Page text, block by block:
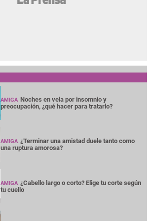
AMIGA Noches en vela por insomnio y
preocupación, ¿qué hacer para tratarlo?
AMIGA ¿Terminar una amistad duele tanto como
una ruptura amorosa?
AMIGA ¿Cabello largo o corto? Elige tu corte según
tu cuello